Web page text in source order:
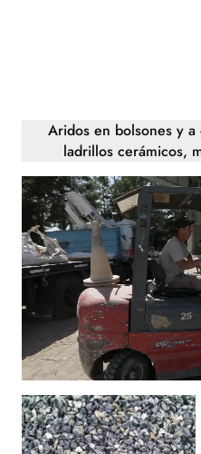
Aridos en bolsones y
ladrillos cerámicos,